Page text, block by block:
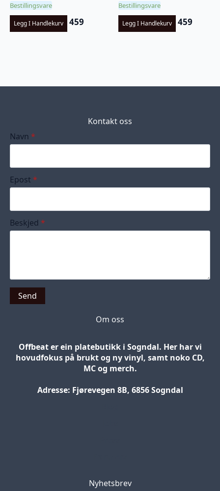
Bestillingsvare
Legg I Handlekurv 459
Bestillingsvare
Legg I Handlekurv 459
Kontakt oss
Navn *
Epost *
Beskjed *
Send
Om oss
Offbeat er ein platebutikk i Sogndal. Her har vi
hovudfokus på brukt og ny vinyl, samt noko CD,
MC og merch.
Adresse: Fjørevegen 8B, 6856 Sogndal
Nyhetsbrev